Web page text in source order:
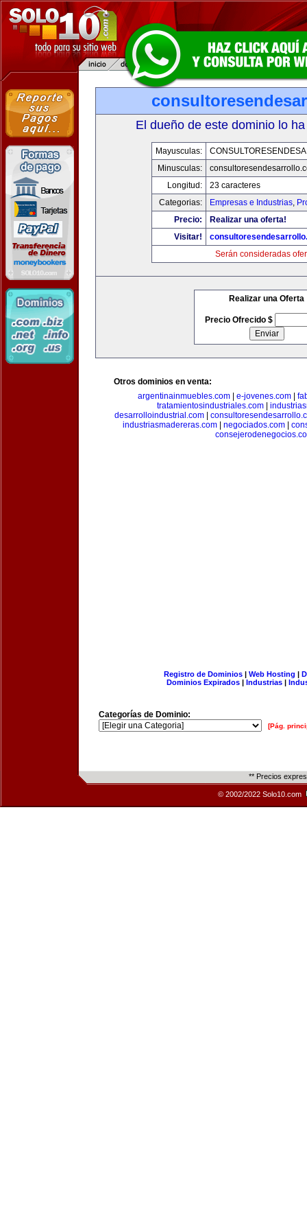
El dueño de este dominio lo
Mayusculas:
Minusculas:
Longitud:
23 caracteres
Categorias:
Empresas e Industrias,
Precio:
Realizar una oferta!
Visitar!
Serán consideradas
Realizar una Oferta
Precio Ofrecido $
Otros dominios en venta:
argentinainmuebles.com| e-jovenes.com|
tratamientosindustriales.com
desarrolloindustrial.com|
industriasmadereras.com
negociados.com
Registro de Dominios| Web Hosting |
Dominios Expirados | Industrias |
Categorías de Dominio:
[Pág.
** Precios
© 2002/2022 Solo10.com